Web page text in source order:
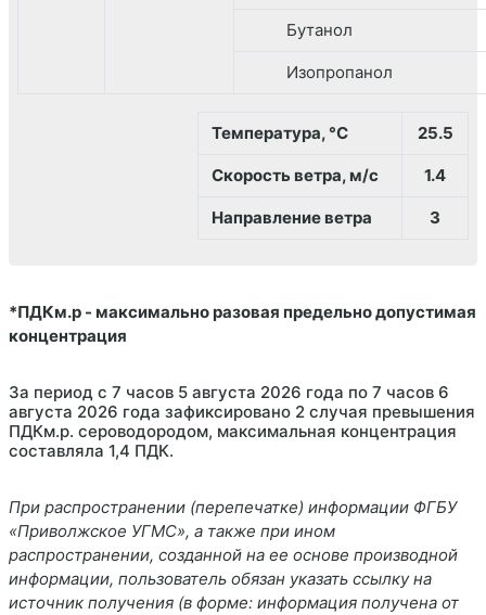
Бутанол
Изопропанол
Температура, °С 25.5
Скорость ветра, м/с 1.4
Направление ветра З
*ПДКм.р - максимально разовая предельно допустимая
концентрация
За период с 7 часов 5 августа 2026 года по 7 часов 6
августа 2026 года зафиксировано 2 случая превышения
ПДКм.р. сероводородом, максимальная концентрация
составляла 1,4 ПДК.
При распространении (перепечатке) информации ФГБУ
«Приволжское УГМС», а также при ином
распространении, созданной на ее основе производной
информации, пользователь обязан указать ссылку на
источник получения (в форме: информация получена от